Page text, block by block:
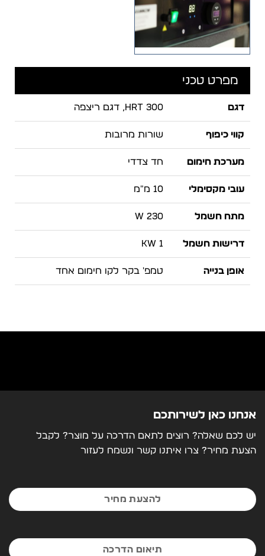
מפרט טכני
דגם HRT 300, דגם ריצפה
קווי כיפוף שורות מרובות
מערכת חימום חד צדדי
עובי מקסימלי 10 מ"מ
מתח חשמל 230 W
דרישות חשמל 1 KW
אופן בנייה טמפ' בקר לקו חימום אחד
אנחנו כאן לשירותכם
יש לכם שאלה? רוצים לתאם הדרכה על מוצר? לקבל
הצעת מחיר? צרו איתנו קשר ונשמח לעזור
להצעת מחיר
תיאום הדרכה